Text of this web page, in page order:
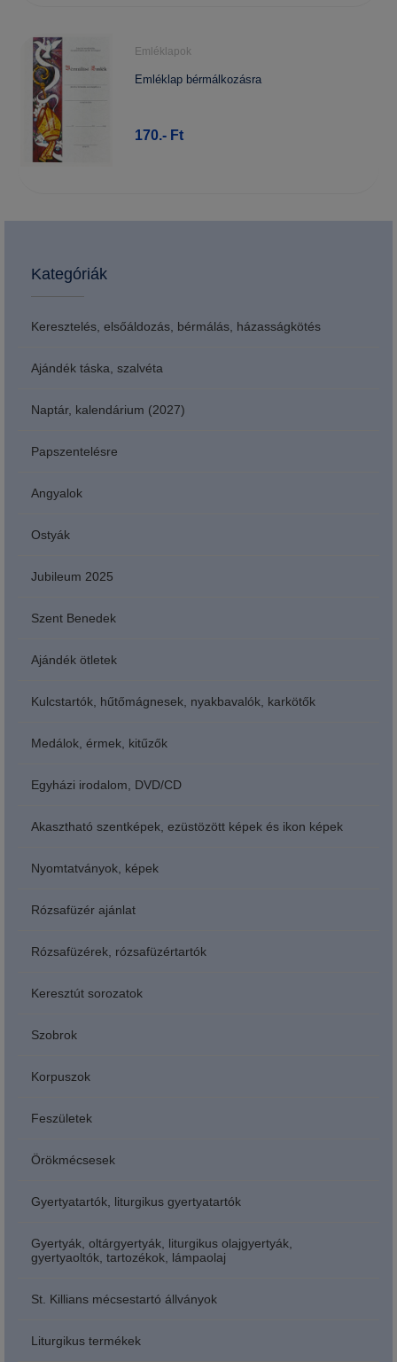
Emléklapok
Emléklap bérmálkozásra
170.- Ft
Kategóriák
Keresztelés, elsőáldozás, bérmálás, házasságkötés
Ajándék táska, szalvéta
Naptár, kalendárium (2027)
Papszentelésre
Angyalok
Ostyák
Jubileum 2025
Szent Benedek
Ajándék ötletek
Kulcstartók, hűtőmágnesek, nyakbavalók, karkötők
Medálok, érmek, kitűzők
Egyházi irodalom, DVD/CD
Akasztható szentképek, ezüstözött képek és ikon képek
Nyomtatványok, képek
Rózsafüzér ajánlat
Rózsafüzérek, rózsafüzértartók
Keresztút sorozatok
Szobrok
Korpuszok
Feszületek
Örökmécsesek
Gyertyatartók, liturgikus gyertyatartók
Gyertyák, oltárgyertyák, liturgikus olajgyertyák,
gyertyaoltók, tartozékok, lámpaolaj
St. Killians mécsestartó állványok
Liturgikus termékek